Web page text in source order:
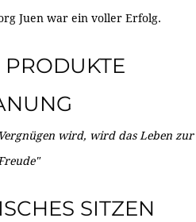
Juen war ein voller Erfolg.
PRODUKTE
wird, wird das Leben zur
Freude"
SITZEN